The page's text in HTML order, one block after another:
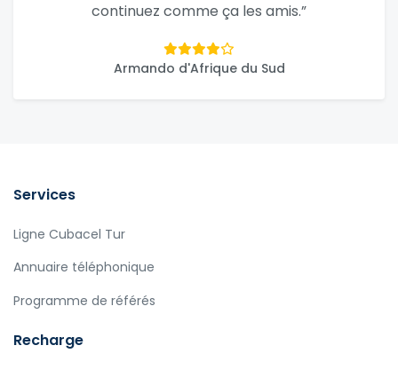
continuez comme ça les amis.”
Armando d'Afrique du Sud
Services
Ligne Cubacel Tur
Annuaire téléphonique
Programme de référés
Recharge